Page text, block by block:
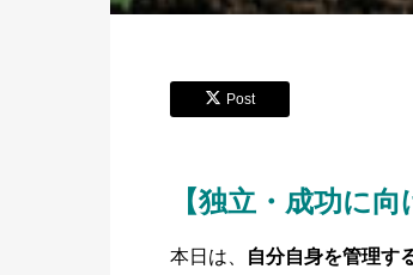
Post
【独立・成功に
本日は、 自分自身を管理す